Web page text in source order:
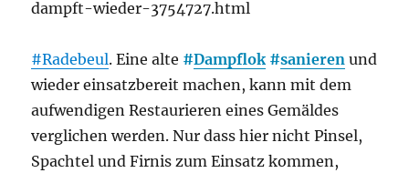
dampft-wieder-3754727.html
#Radebeul. Eine alte #Dampflok #sanieren und
wieder einsatzbereit machen, kann mit dem
aufwendigen Restaurieren eines Gemäldes
verglichen werden. Nur dass hier nicht Pinsel,
Spachtel und Firnis zum Einsatz kommen,